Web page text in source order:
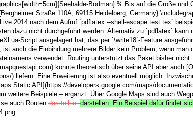
Bodman} % Bis auf die Größe
Straße 110A, 69115 Heidelberg, Germany}
2014 nach dem Aufruf `pdflatex --shell-escape test.tex`
dazu nicht durchgeführt werden. Alternativ zu `pdflatex`
Script ausgelagert hat, das per `\write18`-Feature
auch die Einbindung mehrere Bilder kein Problem, wenn
verwendet. Routing unterstützt das Paket bisher
könnte theoretisch über seine API aber auch
) liefern. Eine Erweiterung ist also eventuell möglich.
Static API](https://developers.google.com/maps/
weitere Beispiele – ergänzt. Über Google Maps sind auch
auch Routen darstellen.darstellen. Ein Beispiel dafür findet